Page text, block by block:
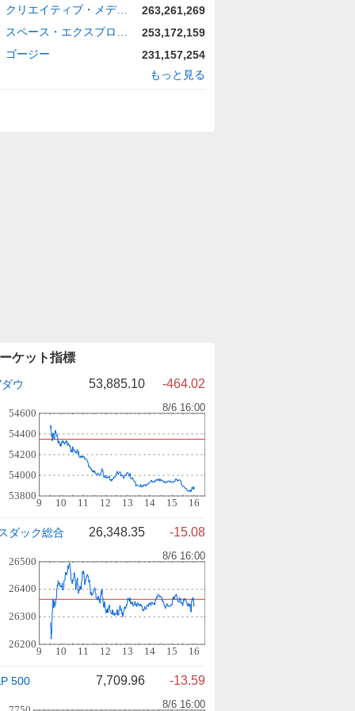
クリエイティブ・メディカル・テクノロジー・ホールディングス 263,261,269
スペース・エクスプロレーション・テクノロジーズ 253,172,159
ゴージー
231,157,254
もっと見る
ケット指標
ウ 53,885.10 -464.02
ダック総合 26,348.35 -15.08
500 7,709.96 -13.59